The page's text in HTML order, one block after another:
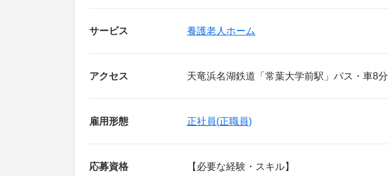
サービス 養護老人ホーム
アクセス 天竜浜名湖鉄道「常葉大学前駅」バス・車8分
雇用形態 正社員(正職員)
応募資格
【必要な経験・スキル】